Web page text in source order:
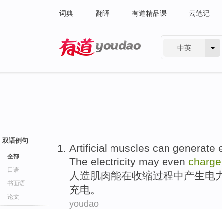
词典 翻译 有道精品课 云笔记
中英
双语例句
全部
口语
书面语
论文
Artificial muscles can generate
The electricity may even
人造肌肉能在收缩过程中产生电
充电。
youdao